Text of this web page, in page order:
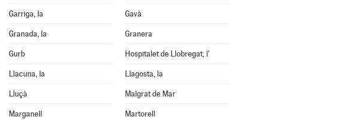
Garriga, la Gavà
Granada, la Granera
Gurb Hospitalet de Llobregat, l'
Llacuna, la Llagosta, la
Lluçà Malgrat de Mar
Marganell Martorell